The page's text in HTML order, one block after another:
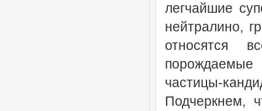
легчайшие
нейтралино,
относятся
порождаемые
частицы-
Подчеркнем,